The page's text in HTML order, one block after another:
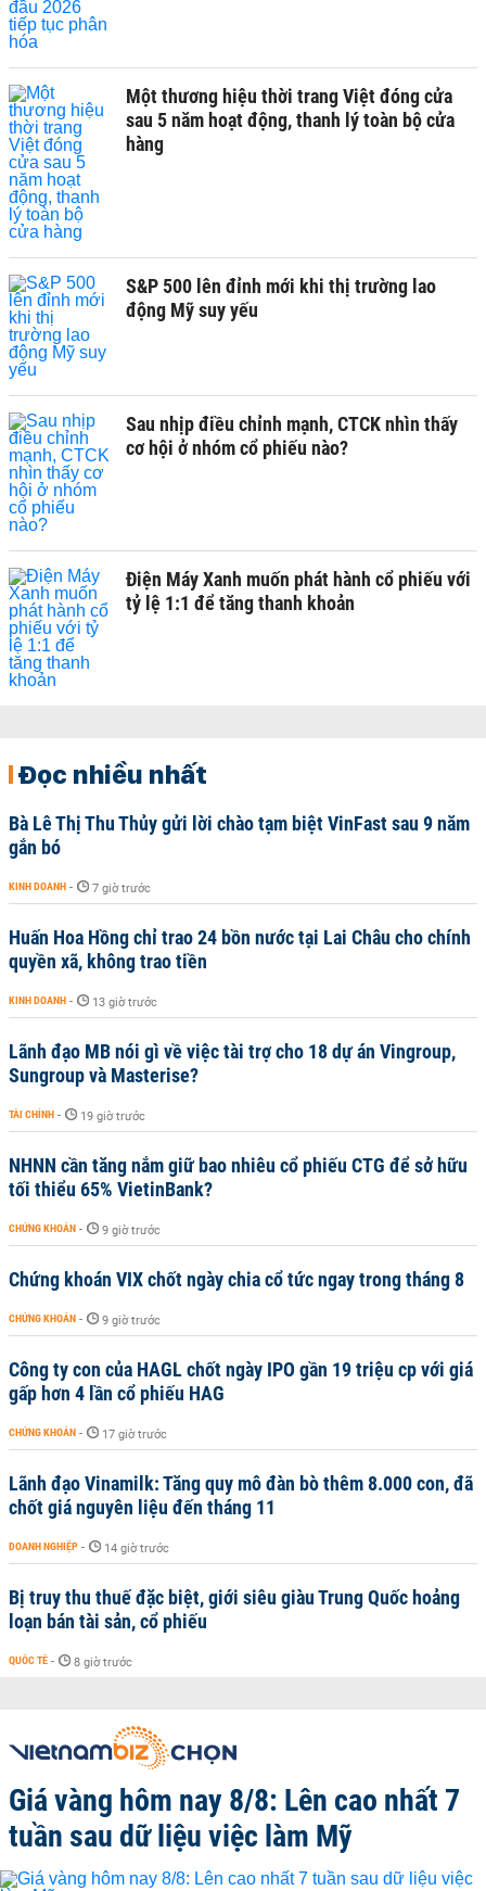
Một thương hiệu thời trang Việt đóng cửa
sau 5 năm hoạt động, thanh lý toàn bộ cửa
hàng
S&P 500 lên đỉnh mới khi thị trường lao
động Mỹ suy yếu
Sau nhịp điều chỉnh mạnh, CTCK nhìn thấy
cơ hội ở nhóm cổ phiếu nào?
Điện Máy Xanh muốn phát hành cổ phiếu với
tỷ lệ 1:1 để tăng thanh khoản
Đọc nhiều nhất
Bà Lê Thị Thu Thủy gửi lời chào tạm biệt VinFast sau 9 năm
gắn bó
KINH DOANH - 7 giờ trước
Huấn Hoa Hồng chỉ trao 24 bồn nước tại Lai Châu cho chính
quyền xã, không trao tiền
KINH DOANH - 13 giờ trước
Lãnh đạo MB nói gì về việc tài trợ cho 18 dự án Vingroup,
Sungroup và Masterise?
TÀI CHÍNH - 19 giờ trước
NHNN cần tăng nắm giữ bao nhiêu cổ phiếu CTG để sở hữu
tối thiểu 65% VietinBank?
CHỨNG KHOÁN - 9 giờ trước
Chứng khoán VIX chốt ngày chia cổ tức ngay trong tháng 8
CHỨNG KHOÁN - 9 giờ trước
Công ty con của HAGL chốt ngày IPO gần 19 triệu cp với giá
gấp hơn 4 lần cổ phiếu HAG
CHỨNG KHOÁN - 17 giờ trước
Lãnh đạo Vinamilk: Tăng quy mô đàn bò thêm 8.000 con, đã
chốt giá nguyên liệu đến tháng 11
DOANH NGHIỆP - 14 giờ trước
Bị truy thu thuế đặc biệt, giới siêu giàu Trung Quốc hoảng
loạn bán tài sản, cổ phiếu
QUỐC TẾ - 8 giờ trước
Giá vàng hôm nay 8/8: Lên cao nhất 7
tuần sau dữ liệu việc làm Mỹ